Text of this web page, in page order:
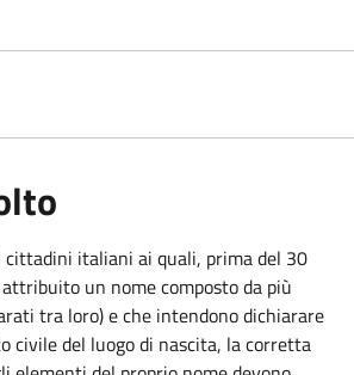
italiani ai quali, prima del 30
un nome composto da più
tra loro) e che intendono dichiarare
civile del luogo di nascita, la corretta